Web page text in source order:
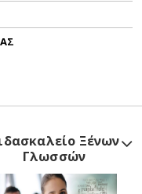
Ξένων
Γλωσσών